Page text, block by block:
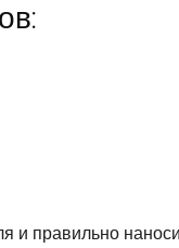
и правильно